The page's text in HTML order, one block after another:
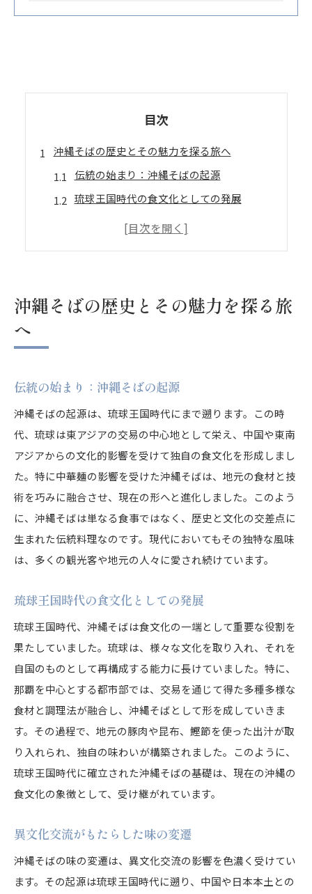
目次
沖縄そばの歴史とその魅力を探る旅へ
伝統の始まり：沖縄そばの起源
琉球王国時代の食文化としての発展
異文化交流がもたらした味の変遷
沖縄そばの隠れた名店を訪ねて地元の味を堪能
秘伝のレシピとその技法
地元の食材を使った究極の一杯
食べ歩きで知る沖縄そばの奥深さ
口コミで広がる名店の魅力
観光地では味わえない本場の沖縄そば体験
観光地との違いを知る本場の沖縄そば
地元の祭りと沖縄そばの関係
地元の人との交流を楽しむ
本場の味を受け継ぐ職人たち
沖縄そばのスープの秘密を解き明かす
ダシの奥深き世界
昆布と鰹節の絶妙なバランス
スープが決まるまでの精緻な工程
代々受け継がれるスープのレシピ
家庭でもできるスープの作り方
海と山の幸が織りなす風味
自然に囲まれた食卓の魅力
沖縄の四季とそばの味わい
沖縄そばの歴史とその魅力を探る旅
へ
伝統の始まり：沖縄そばの起源
沖縄そばの起源は、琉球王国時代にまで遡ります。この時
代、琉球は東アジアの交易の中心地として栄え、中国や東南
アジアからの文化的影響を受けて独自の食文化を形成しまし
た。特に中華麺の影響を受けた沖縄そばは、地元の食材と技
術を巧みに融合させ、現在の形へと進化しました。このよう
に、沖縄そばは単なる食事ではなく、歴史と文化の交差点に
生まれた伝統料理なのです。現代においてもその独特な風味
は、多くの観光客や地元の人々に愛され続けています。
琉球王国時代の食文化としての発展
琉球王国時代、沖縄そばは食文化の一端として重要な役割を
果たしていました。琉球は、様々な文化を取り入れ、それを
自国のものとして再構成する能力に長けていました。特に、
那覇を中心とする都市部では、交易を通じて得た多種多様な
食材と調理法が融合し、沖縄そばとして形を成していきま
す。その過程で、地元の豚肉や昆布、鰹節を使った出汁が取
り入れられ、独自の味わいが構築されました。このように、
琉球王国時代に確立された沖縄そばの基礎は、現在の沖縄の
食文化の象徴として、受け継がれています。
異文化交流がもたらした味の変遷
沖縄そばの味の変遷は、異文化交流の影響を色濃く受けてい
ます。その起源は琉球王国時代に遡り、中国や日本本土との